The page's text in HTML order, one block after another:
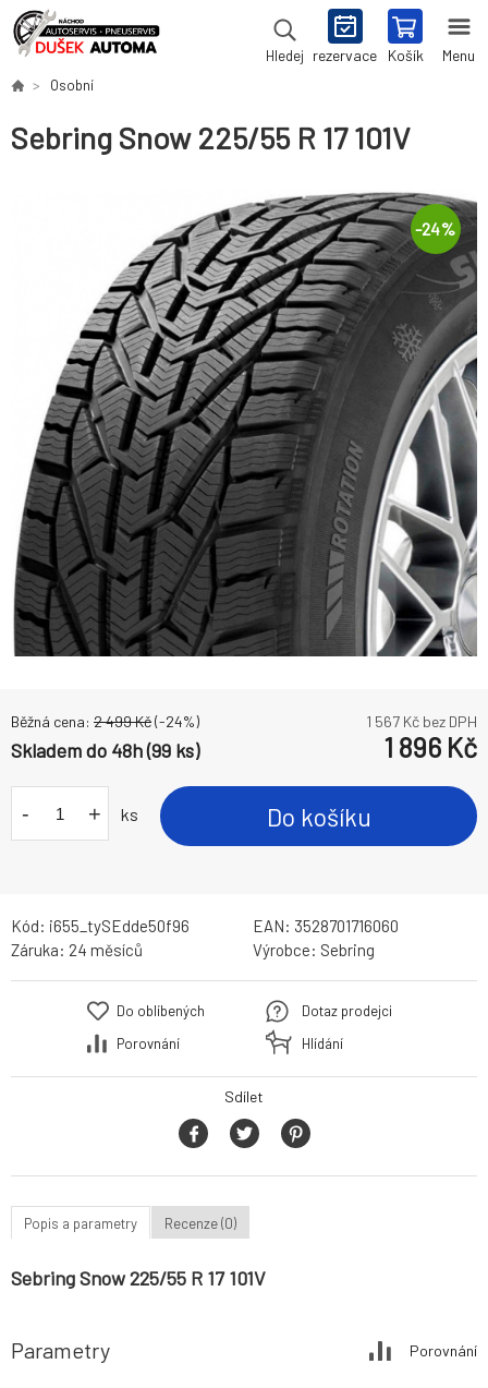
Hledej rezervace Košík Menu
Osobní
Sebring Snow 225/55 R 17 101V
-24%
Běžná cena: 2 499Kč(-24%) 1 567 Kč bez DPH
Skladem do 48h (99 ks) 1 896 Kč
- + ks Do košíku
Kód: i655_tySEdde50f96 EAN: 3528701716060
Záruka: 24 měsíců Výrobce: Sebring
Do oblíbených
Porovnání
Dotaz prodejci
Hlídání
Sdílet
Popis a parametry Recenze (0)
Sebring Snow 225/55 R 17 101V
Parametry Porovnání